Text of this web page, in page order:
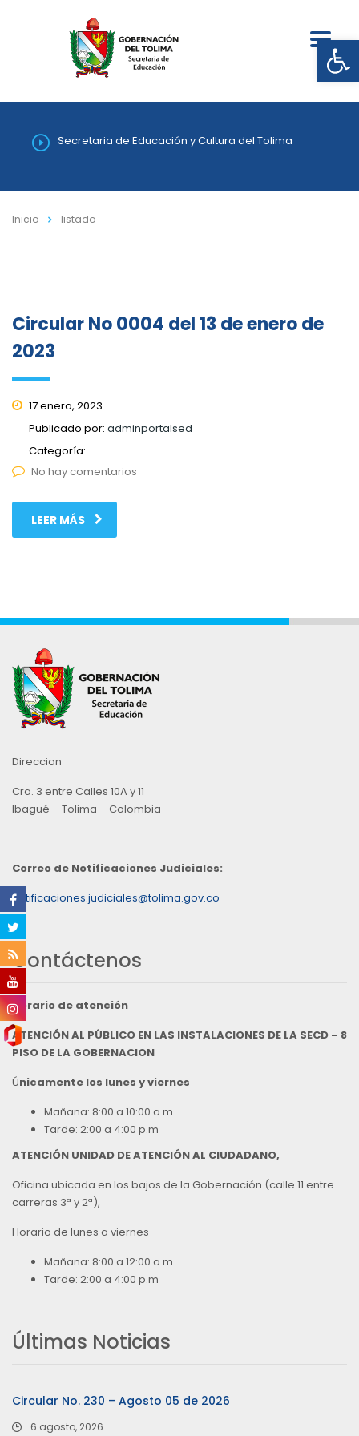
Secretaria de Educación y Cultura del Tolima
Inicio listado
Circular No 0004 del 13 de enero de
2023
17 enero, 2023
Publicado por: adminportalsed
Categoría:
No hay comentarios
LEER MÁS
Direccion
Cra. 3 entre Calles 10A y 11
Ibagué – Tolima – Colombia
Correo de Notificaciones Judiciales:
notificaciones.judiciales@tolima.gov.co
Contáctenos
Horario de atención
ATENCIÓN AL PÚBLICO EN LAS INSTALACIONES DE LA SECD – 8
PISO DE LA GOBERNACION
Únicamente los lunes y viernes
Mañana: 8:00 a 10:00 a.m.
Tarde: 2:00 a 4:00 p.m
ATENCIÓN UNIDAD DE ATENCIÓN AL CIUDADANO,
Oficina ubicada en los bajos de la Gobernación (calle 11 entre
carreras 3ª y 2ª),
Horario de lunes a viernes
Mañana: 8:00 a 12:00 a.m.
Tarde: 2:00 a 4:00 p.m
Últimas Noticias
Circular No. 230 – Agosto 05 de 2026
6 agosto, 2026